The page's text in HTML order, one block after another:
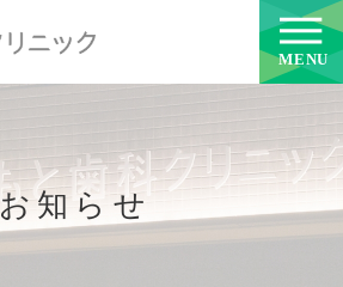
お知らせ